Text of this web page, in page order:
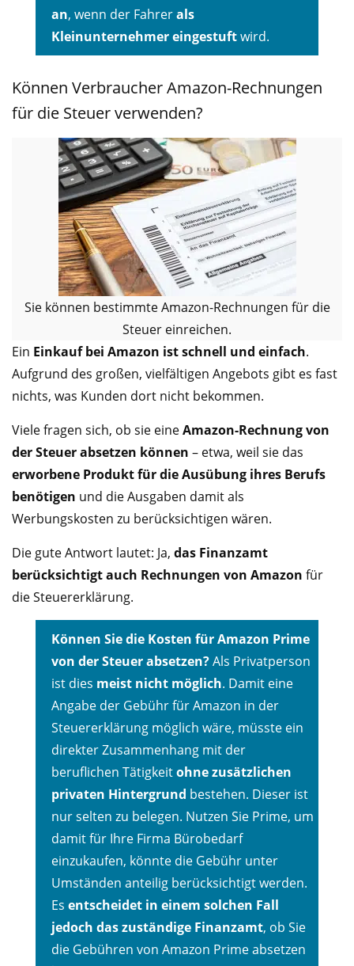
an, wenn der Fahrerals
Kleinunternehmer eingestuftwird.
Können Verbraucher Amazon-Rechnungen
für die Steuer verwenden?
Sie können bestimmte Amazon-Rechnungen für die
Steuer einreichen.
Ein Einkauf bei Amazon ist schnell und einfach.
Aufgrund des großen, vielfältigen Angebots gibt es fast
nichts, was Kunden dort nicht bekommen.
Viele fragen sich, ob sie eineAmazon-Rechnung von
der Steuer absetzen können – etwa, weil sie das
erworbene Produkt für die Ausübung ihres Berufs
benötigen und die Ausgaben damit als
Werbungskosten zu berücksichtigen wären.
Die gute Antwort lautet: Ja, das Finanzamt
berücksichtigt auch Rechnungen von Amazon für
die Steuererklärung.
Können Sie die Kosten für Amazon Prime
von der Steuer absetzen?Als Privatperson
ist dies meist nicht möglich. Damit eine
Angabe der Gebühr für Amazon in der
Steuererklärung möglich wäre, müsste ein
direkter Zusammenhang mit der
beruflichen Tätigkeitohne zusätzlichen
privaten Hintergrund bestehen. Dieser ist
nur selten zu belegen. Nutzen Sie Prime, um
damit für Ihre Firma Bürobedarf
einzukaufen, könnte die Gebühr unter
Umständen anteilig berücksichtigt werden.
Es entscheidet in einem solchen Fall
jedoch das zuständige Finanzamt, ob Sie
die Gebühren von Amazon Prime absetzen